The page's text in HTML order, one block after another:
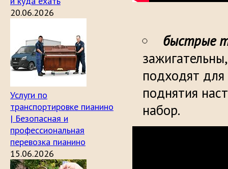
20.06.2026
Услуги по
транспортировке пианино
| Безопасная и
профессиональная
перевозка пианино
15.06.2026
быстрые
подходят
поднятия
набор.